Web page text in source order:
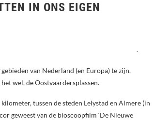
IN ONS EIGEN
van Nederland (en Europa) te zijn.
wel, de Oostvaardersplassen.
tussen de steden Lelystad en Almere (in
geweest van de bioscoopfilm ‘De Nieuwe